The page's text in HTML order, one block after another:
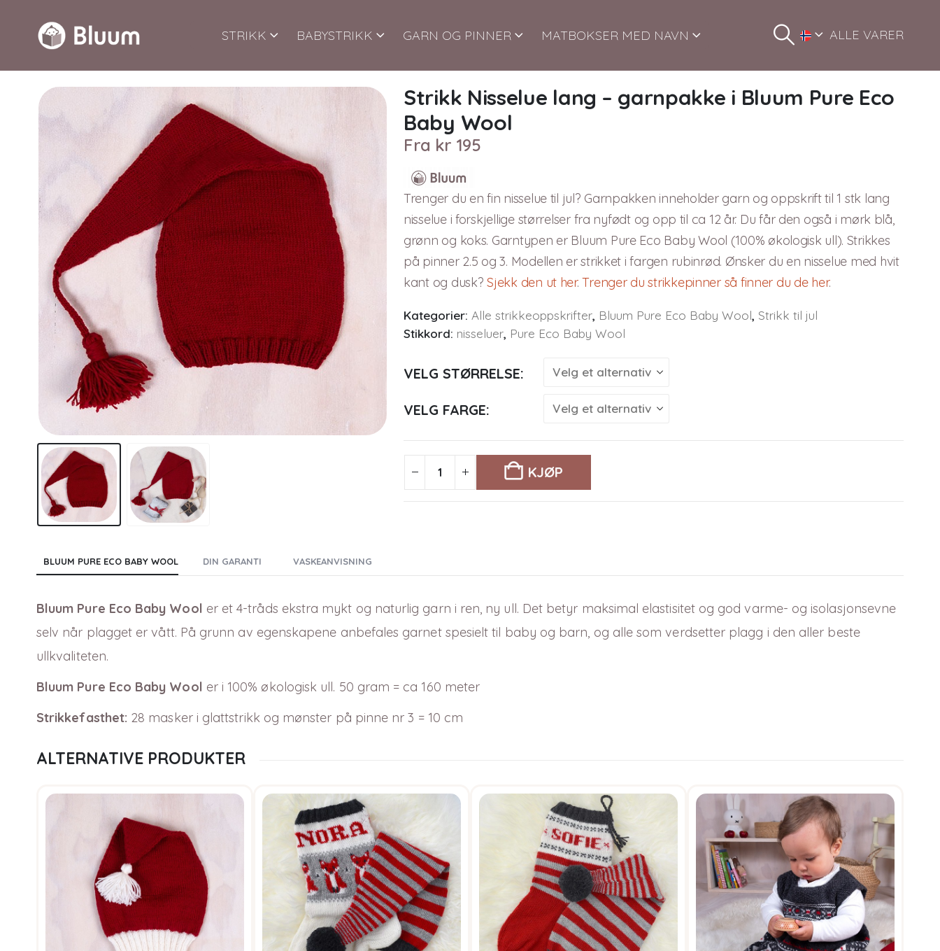
STRIKK BABYSTRIKK GARN OG PINNER MATBOKSER MED NAVN ALLE VARER
Strikk Nisselue lang – garnpakke i Bluum Pure Eco
Baby Wool
Fra kr 195
Trenger du en fin nisselue til jul? Garnpakken inneholder garn og oppskrift til 1 stk lang
nisselue i forskjellige størrelser fra nyfødt og opp til ca 12 år. Du får den også i mørk blå,
grønn og koks. Garntypen er Bluum Pure Eco Baby Wool (100% økologisk ull). Strikkes
på pinner 2.5 og 3. Modellen er strikket i fargen rubinrød. Ønsker du en nisselue med hvit
kant og dusk?Sjekk den ut her.Trenger du strikkepinner så finner du de her.
Kategorier: Alle strikkeoppskrifter, Bluum Pure Eco Baby Wool, Strikk til jul
Stikkord: nisseluer, Pure Eco Baby Wool
VELG STØRRELSE
VELG FARGE
KJØP
BLUUM PURE ECO BABY WOOL DIN GARANTI VASKEANVISNING
Bluum Pure Eco Baby Wool er et 4-tråds ekstra mykt og naturlig garn i ren, ny ull. Det betyr maksimal elastisitet og god varme- og isolasjonsevne
selv når plagget er vått. På grunn av egenskapene anbefales garnet spesielt til baby og barn, og alle som verdsetter plagg i den aller beste
ullkvaliteten.
Bluum Pure Eco Baby Wool er i 100% økologisk ull. 50 gram = ca 160 meter
Strikkefasthet: 28 masker i glattstrikk og mønster på pinne nr 3 = 10 cm
ALTERNATIVE PRODUKTER